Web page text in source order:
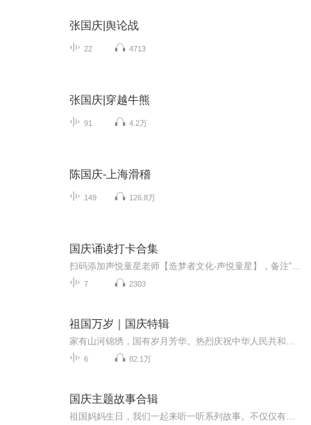
张国庆|舆论战
22 4713
张国庆|穿越牛熊
91 4.2万
陈国庆-上海滑稽
149 126.8万
国庆诵读打卡合集
7 2303
祖国万岁｜国庆特辑
6 82.1万
国庆主题故事合辑